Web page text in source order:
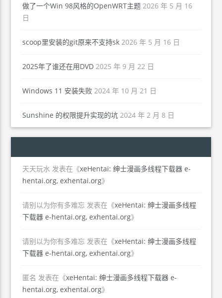
做了一个Win 98风格的OpenWRT主题 2026 年 5 月 16
日
scoop里安装的git原来不支持sk 2026 年 5 月 16 日
2025年了谁还在用DVD 2025 年 9 月 22 日
Windows 11 安装失败 2024 年 10 月 21 日
Sunshine 的权限提升实现的坑 2024 年 2 月 8 日
天天玩水 发表在《xeHentai: 绅士漫画多线程下载器 e-
hentai.org, exhentai.org》
请别以为你有多难忘 发表在《xeHentai: 绅士漫画多线程
下载器 e-hentai.org, exhentai.org》
请别以为你有多难忘 发表在《xeHentai: 绅士漫画多线程
下载器 e-hentai.org, exhentai.org》
匿名 发表在《xeHentai: 绅士漫画多线程下载器 e-
hentai.org, exhentai.org》